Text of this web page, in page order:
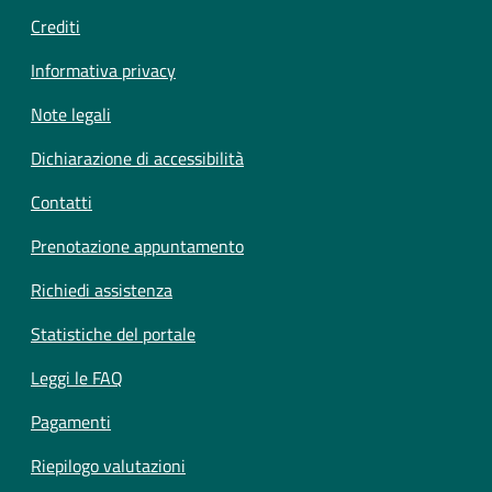
Crediti
Informativa privacy
Note legali
Dichiarazione di accessibilità
Contatti
Prenotazione appuntamento
Richiedi assistenza
Statistiche del portale
Leggi le FAQ
Pagamenti
Riepilogo valutazioni